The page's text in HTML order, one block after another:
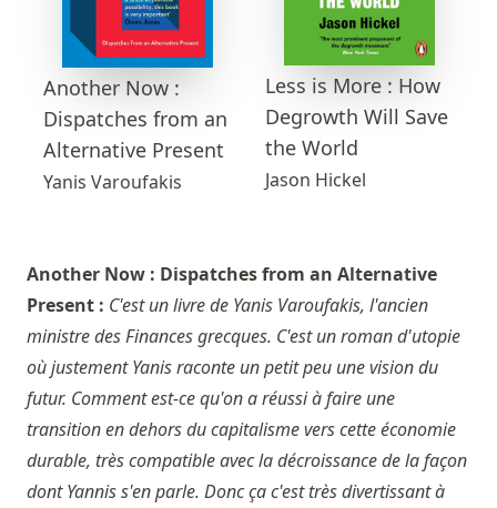
Another Now :
Dispatches from an
Alternative Present
Yanis Varoufakis
Less is More : How
Degrowth Will Save
the World
Jason Hickel
Another Now : Dispatches from an Alternative
Present : C'est un livre de Yanis Varoufakis, l'ancien
ministre des Finances grecques. C'est un roman d'utopie
où justement Yanis raconte un petit peu une vision du
futur. Comment est-ce qu'on a réussi à faire une
transition en dehors du capitalisme vers cette économie
durable, très compatible avec la décroissance de la façon
dont Yannis s'en parle. Donc ça c'est très divertissant à